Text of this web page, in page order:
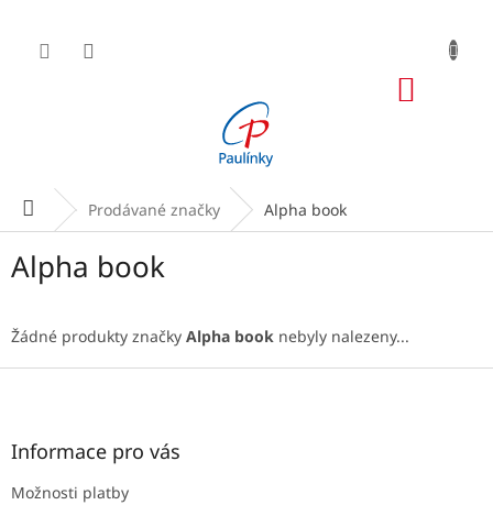
obsah
Domů Prodávané značky Alpha book
Alpha book
Žádné produkty značky Alpha book nebyly nalezeny...
Z
Informace pro vás
Možnosti platby